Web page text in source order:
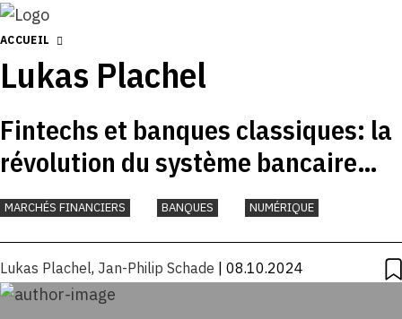
ACCUEIL
Lukas Plachel
Fintechs et banques classiques: la
révolution du système bancaire
ouvert
MARCHÉS FINANCIERS BANQUES NUMÉRIQUE
Lukas Plachel, Jan-Philip Schade | 08.10.2024